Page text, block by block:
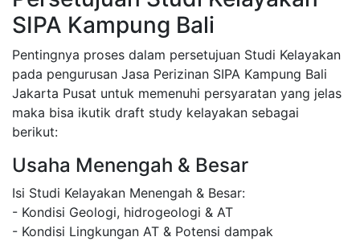
SIPA Kampung Bali
Pentingnya proses dalam persetujuan Studi Kelayakan
pada pengurusan Jasa Perizinan SIPA Kampung Bali
Jakarta Pusat untuk memenuhi persyaratan yang jelas
maka bisa ikutik draft study kelayakan sebagai
berikut:
Usaha Menengah & Besar
Isi Studi Kelayakan Menengah & Besar:
- Kondisi Geologi, hidrogeologi & AT
- Kondisi Lingkungan AT & Potensi dampak